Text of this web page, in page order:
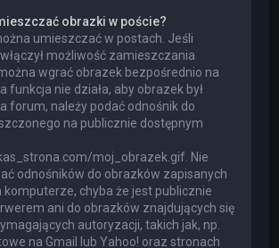
obrazki w poście?
umieszczać w postach. Jeśli
możliwość zamieszczania
wgrać obrazek bezpośrednio na
funkcja nie działa, aby obrazek był
forum, należy podać odnośnik do
na publicznie dostępnym
moj_obrazek.gif. Nie
odnośników do obrazków zapisanych
chyba że jest publicznie
ani do obrazków znajdujących się
autoryzacji, takich jak, np.
na Gmail lub Yahoo! oraz stronach